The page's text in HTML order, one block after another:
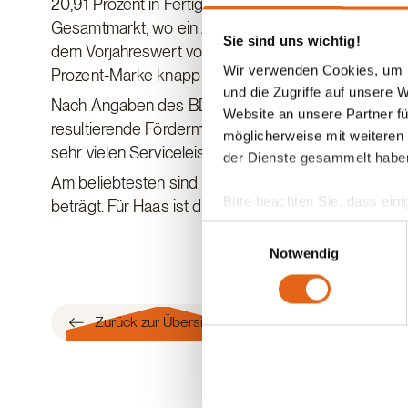
Sie sind uns wichtig!
Wir verwenden Cookies,
und die Zugriffe auf unsere
Website an unsere Partner
möglicherweise mit
der Dienste gesammelt
Bitte beachten Sie, dass
anderes Datenschutzniveau
Übereinstimmung mit den
Sie geben Einwilligung zu
Notwendig
20,91 Prozent in Fertigbauweise. Mit einem Plus
Gesamtmarkt, wo ein Anstieg um 1,6 Prozent
dem Vorjahreswert von 18,9 Prozent. In den
Prozent-Marke knapp nicht erreicht, was in den
Nach Angaben des BDF bevorzugen Bauherren
resultierende Fördermöglichkeiten, wie zum
sehr vielen Serviceleistungen bis hin zum
Am beliebtesten sind Holz-Fertighäuser übrigens
beträgt. Für Haas ist dies ein Ansporn den
Zurück zur Übersicht